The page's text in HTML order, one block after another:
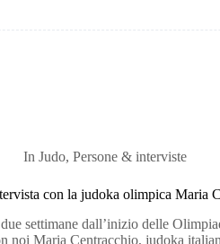
In Judo,Persone & interviste
con la judoka olimpica Maria
settimane dall’inizio delle
noi Maria Centracchio, judoka